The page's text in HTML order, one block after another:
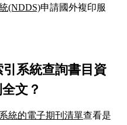
(NDDS)申請國外複印服
系統查詢書目資
文？
統的電子期刊清單查看是